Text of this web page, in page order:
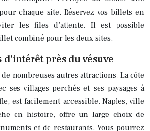
chaque site. Réservez vos billets en
les files d’attente. Il est possible
combiné pour les deux sites.
d’intérêt près du vésuve
nombreuses autres attractions. La côte
ses villages perchés et ses paysages à
est facilement accessible. Naples, ville
en histoire, offre un large choix de
et de restaurants. Vous pourrez